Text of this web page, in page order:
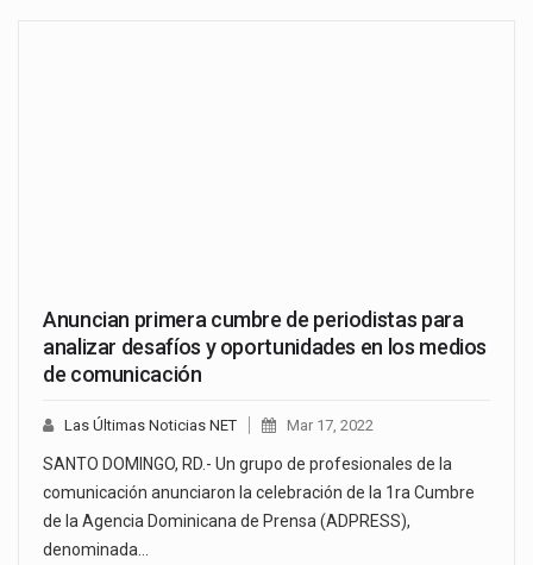
Anuncian primera cumbre de periodistas para
analizar desafíos y oportunidades en los medios
de comunicación
Las Últimas Noticias NET Mar 17, 2022
SANTO DOMINGO, RD.- Un grupo de profesionales de la
comunicación anunciaron la celebración de la 1ra Cumbre
de la Agencia Dominicana de Prensa (ADPRESS),
denominada…